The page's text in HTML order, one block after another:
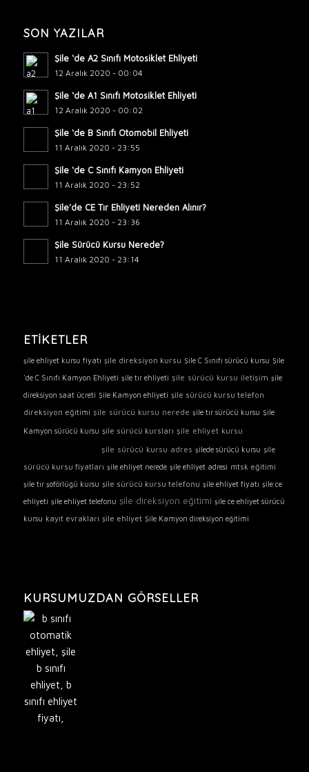
SON YAZILAR
Şile ‘de A2 Sınıfı Motosiklet Ehliyeti
12 Aralık 2020 - 00:04
Şile ‘de A1 Sınıfı Motosiklet Ehliyeti
12 Aralık 2020 - 00:02
Şile ‘de B Sınıfı Otomobil Ehliyeti
11 Aralık 2020 - 23:55
Şile ‘de C Sınıfı Kamyon Ehliyeti
11 Aralık 2020 - 23:52
Şile’de CE Tır Ehliyeti Nereden Alınır?
11 Aralık 2020 - 23:36
Şile Sürücü Kursu Nerede?
11 Aralık 2020 - 23:14
ETIKETLER
şile ehliyet kursu fiyatı şile direksiyon kursu Şile C Sınıfı sürücü kursu Şile
'de C Sınıfı Kamyon Ehliyeti şile tır ehliyeti şile sürücü kursu iletişim şile
direksiyon saat ücreti Şile Kamyon ehliyeti şile sürücü kursu telefon
direksiyon eğitimi şile sürücü kursu nerede şile tır sürücü kursu Şile
Kamyon sürücü kursu şile sürücü kursları şile ehliyet kursu
şile sürücü kursu adres şilede sürücü kursu şile
sürücü kursu fiyatları şile ehliyet nerede şile ehliyet adresi mtsk eğitimi
şile tır şoförlüğü kursu şile sürücü kursu telefonu şile ehliyet fiyatı şile ce
ehliyeti şile ehliyet telefonu şile direksiyon eğitimi şile ce ehliyet sürücü
kursu kayıt evrakları şile ehliyet Şile Kamyon direksiyon eğitimi
KURSUMUZDAN GÖRSELLER